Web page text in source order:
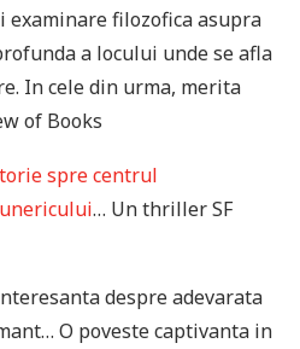
examinare filozofica asupra
a locului unde se afla
In cele din urma, merita
of Books
spre centrul
… Un thriller SF
despre adevarata
O poveste captivanta in